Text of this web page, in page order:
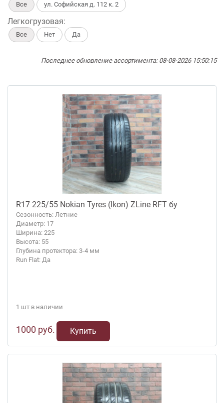
Все ул. Софийская д. 112 к. 2
Легкогрузовая:
Все Нет Да
Последнее обновление ассортимента: 08-08-2026 15:50:15
R17 225/55 Nokian Tyres (Ikon) ZLine RFT бу
Сезонность: Летние
Диаметр: 17
Ширина: 225
Высота: 55
Глубина протектора: 3-4 мм
Run Flat: Да
1 шт в наличии
1000 руб. Купить